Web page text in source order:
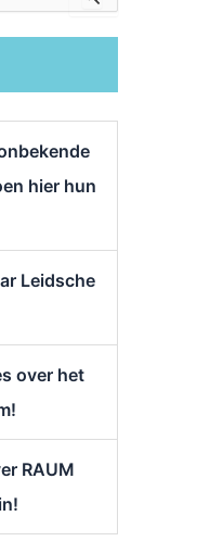
hier hun
Leidsche
over het
RAUM